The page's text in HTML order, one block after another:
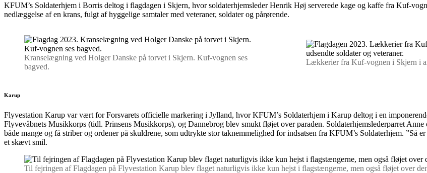
KFUM’s Soldaterhjem i Borris deltog i flagdagen i Skjern, hvor soldaterhjemsleder Henrik Høj serverede kage og kaffe fra Kuf-
nedlæggelse af en krans, fulgt af hyggelige samtaler med veteraner, soldater og pårørende.
Kranselægning ved Holger Danske på torvet i Skjern. Kuf-vognen ses
bagved.
Lækkerier fra Kuf-vognen i Skjern i
Karup
Flyvestation Karup var vært for Forsvarets officielle markering i Jylland, hvor KFUM’s Soldaterhjem i Karup deltog i en
Flyvevåbnets Musikkorps (tidl. Prinsens Musikkorps), og Dannebrog blev smukt fløjet over paraden. Soldaterhjemslederparret
både mange og få striber og ordener på skuldrene, som udtrykte stor taknemmelighed for indsatsen fra KFUM’s Soldaterhjem.
et skævt smil.
Til fejringen af Flagdagen på Flyvestation Karup blev flaget naturligvis ikke kun hejst i flagstængerne, men også fløjet over